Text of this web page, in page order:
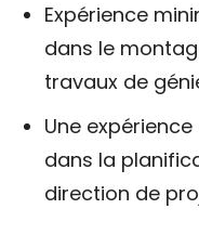
Expérience
dans le
travaux de
Une
dans la
direction de